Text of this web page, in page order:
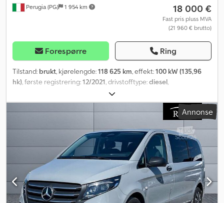
Perugia (PG) 1 954 km 18 000 €
Fast pris pluss MVA
(21 960 € brutto)
Forespørre Ring
Tilstand: brukt, kjørelengde:118 625 km, effekt:100 kW (135,96
hk), første registrering:12/2021, drivstofftype:diesel,
svart
utslippsklasse:Euro 6, fjæring:stål, antall seter:3, Utstyr:
aircondition, servostyring, Annonse